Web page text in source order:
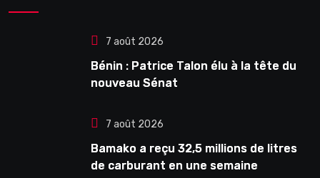
7 août 2026
Bénin : Patrice Talon élu à la tête du
nouveau Sénat
7 août 2026
Bamako a reçu 32,5 millions de litres
de carburant en une semaine